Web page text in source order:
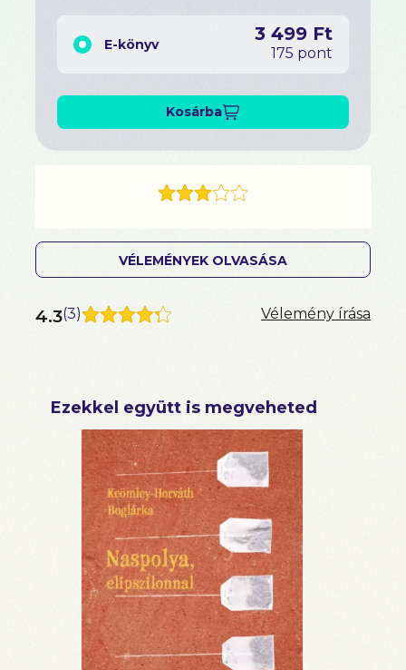
E-könyv 3 499 Ft
175 pont
Kosárba
VÉLEMÉNYEK OLVASÁSA
4.3(3) Vélemény írása
Ezekkel együtt is megveheted